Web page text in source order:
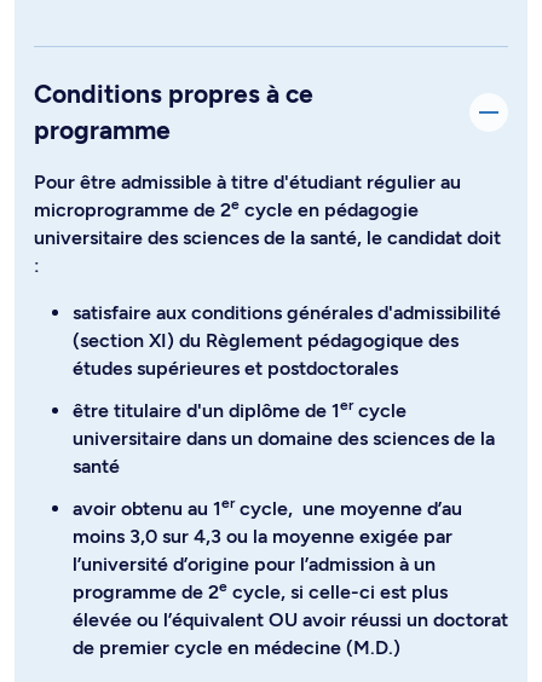
Conditions propres à ce
programme
Pour être admissible à titre d'étudiant régulier au
microprogramme de 2e cycle en pédagogie
universitaire des sciences de la santé, le candidat doit
:
satisfaire aux conditions générales d'admissibilité
(section XI) du Règlement pédagogique des
études supérieures et postdoctorales
être titulaire d'un diplôme de 1ercycle
universitaire dans un domaine des sciences de la
santé
avoir obtenu au 1ercycle, une moyenne d’au
moins 3,0 sur 4,3 ou la moyenne exigée par
l’université d’origine pour l’admission à un
programme de 2e cycle, si celle-ci est plus
élevée ou l’équivalent OU avoir réussi un doctorat
de premier cycle en médecine (M.D.)